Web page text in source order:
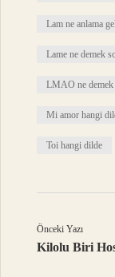
Lam ne anlama
Lame ne demek
LMAO ne demek
Mi amor hangi
Toi hangi dilde
Önceki Yazı
Kilolu Biri